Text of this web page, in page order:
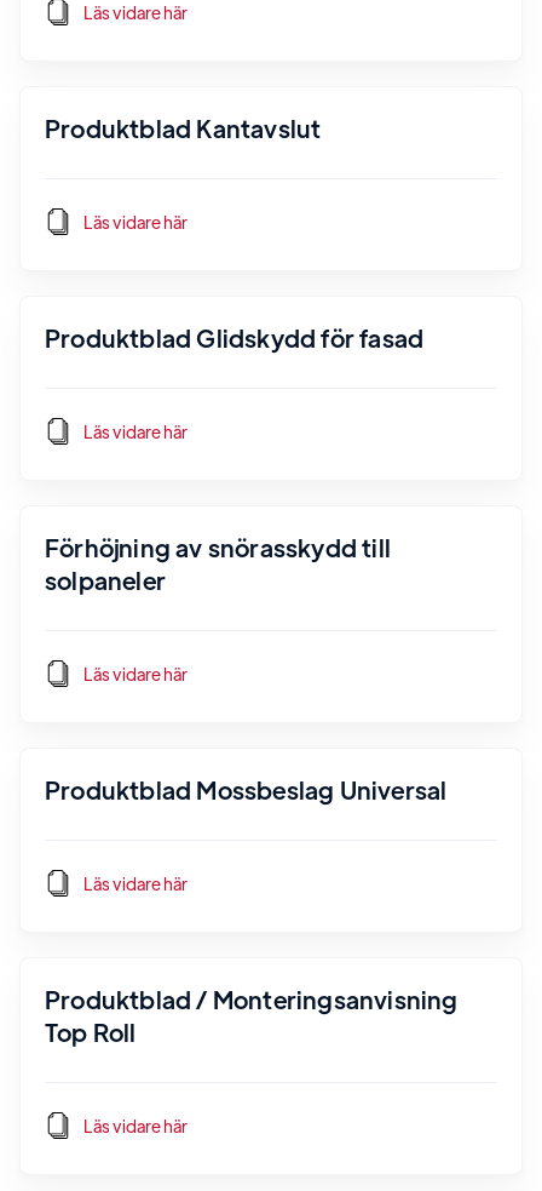
Läs vidare här
Produktblad Kantavslut
Läs vidare här
Produktblad Glidskydd för fasad
Läs vidare här
Förhöjning av snörasskydd till
solpaneler
Läs vidare här
Produktblad Mossbeslag Universal
Läs vidare här
Produktblad / Monteringsanvisning
Top Roll
Läs vidare här